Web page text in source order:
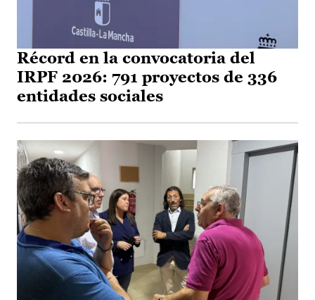
Récord en la convocatoria del
IRPF 2026: 791 proyectos de 336
entidades sociales